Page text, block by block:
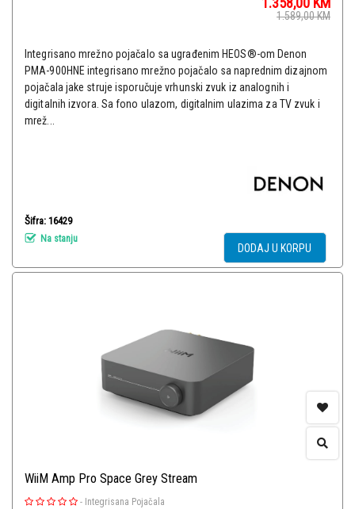
1.589,00KM
Integrisano mrežno pojačalo sa ugrađenim HEOS®-om Denon
PMA-900HNE integrisano mrežno pojačalo sa naprednim dizajnom
pojačala jake struje isporučuje vrhunski zvuk iz analognih i
digitalnih izvora. Sa fono ulazom, digitalnim ulazima za TV zvuk i
mrež...
Šifra: 16429
Na stanju
DODAJ U KORPU
WiiM Amp Pro Space Grey Stream
- Integrisana Pojačala